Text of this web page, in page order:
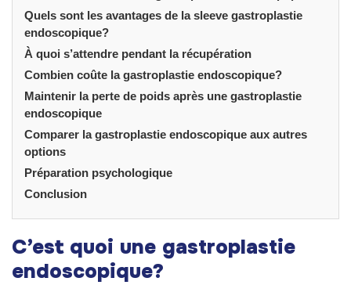
Quels sont les avantages de la sleeve gastroplastie
endoscopique?
À quoi s’attendre pendant la récupération
Combien coûte la gastroplastie endoscopique?
Maintenir la perte de poids après une gastroplastie
endoscopique
Comparer la gastroplastie endoscopique aux autres
options
Préparation psychologique
Conclusion
C’est quoi une gastroplastie
endoscopique?